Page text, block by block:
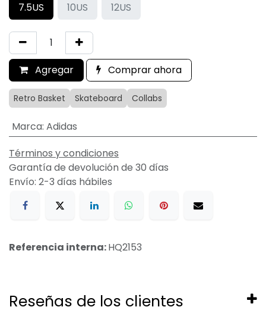
7.5US 10US 12US
Agregar Comprar ahora
Retro Basket Skateboard Collabs
Marca: Adidas
Términos y condiciones
Garantía de devolución de 30 días
Envío: 2-3 días hábiles
Referencia interna:HQ2153
Reseñas de los clientes